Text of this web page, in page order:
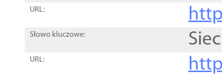
URL:
Słowo kluczowe:
URL: